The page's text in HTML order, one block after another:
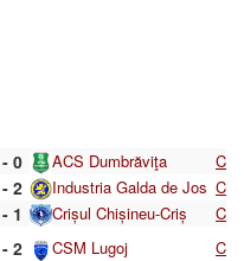
0 ACS Dumbrăviţa C
2 Industria Galda de Jos C
1 Crișul Chișineu-Criș C
2 CSM Lugoj C